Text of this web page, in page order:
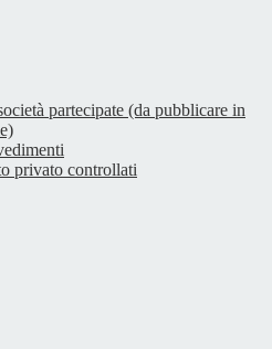
partecipate (da pubblicare in
privato controllati